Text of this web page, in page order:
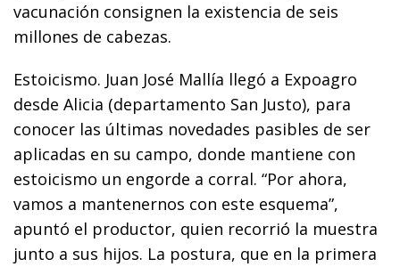
vacunación consignen la existencia de seis
millones de cabezas.
Estoicismo. Juan José Mallía llegó a Expoagro
desde Alicia (departamento San Justo), para
conocer las últimas novedades pasibles de ser
aplicadas en su campo, donde mantiene con
estoicismo un engorde a corral. “Por ahora,
vamos a mantenernos con este esquema”,
apuntó el productor, quien recorrió la muestra
junto a sus hijos. La postura, que en la primera